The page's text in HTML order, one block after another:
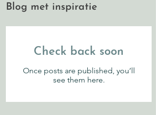
Blog met inspiratie
Check back soon
Once posts are published, you’ll
see them here.